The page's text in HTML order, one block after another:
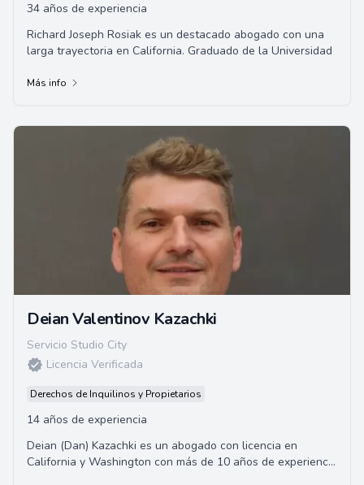
34 años de experiencia
Richard Joseph Rosiak es un destacado abogado con una
larga trayectoria en California. Graduado de la Universidad
Más info
Deian Valentinov Kazachki
Servicio Studio City
Licencia Verificada
Derechos de Inquilinos y Propietarios
14 años de experiencia
Deian (Dan) Kazachki es un abogado con licencia en
California y Washington con más de 10 años de experiencia